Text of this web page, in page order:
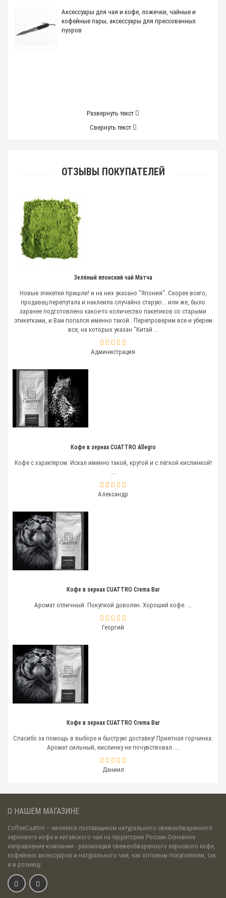
Аксессуары для чая и кофе, ложечки, чайные и
кофейные пары, аксессуары для прессованных
пуэров
Развернуть текст
Свернуть текст
ОТЗЫВЫ ПОКУПАТЕЛЕЙ
Зелёный японский чай Матча
Новые этикетки пришли! и на них указано "Япония". Скорее всего,
продавец перепутала и наклеила случайно старую... или же, было
заранее подготовлено какое-то количество пакетиков со старыми
этикетками, и Вам попался именно такой.. Перепроверим все и уберем
все, на которых указан "Китай ...
Администрация
Кофе в зернах CUATTRO Allegro
Кофе с характером. Искал именно такой, крутой и с лёгкой кислинкой!
...
Александр
Кофе в зернах CUATTRO Crema Bar
Аромат отличный. Покупкой доволен. Хороший кофе. ...
Георгий
Кофе в зернах CUATTRO Crema Bar
Спасибо за помощь в выборе и быструю доставку! Приятная горчинка.
Аромат сильный, кислинку не почувствовал. ...
Даниил
О НАШЕМ МАГАЗИНЕ
CoffeeCuattro – является поставщиком натурального свежеобжаренного
зернового кофе и китайского чая на территории России.Основное
направление компании - реализация свежеобжаренного зернового кофе,
кофейных аксессуаров и натурального чая, как оптовым покупателям, так
и в розницу.